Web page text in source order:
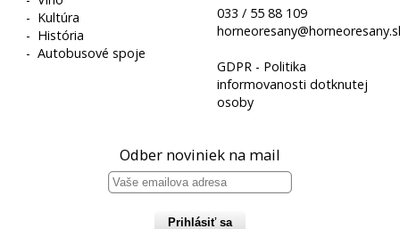
- Kultúra
- História
-Autobusové spoje
033 / 55 88 109
GDPR - Politika
informovanosti dotknutej
osoby
Odber noviniek na mail
Prihlásiť sa